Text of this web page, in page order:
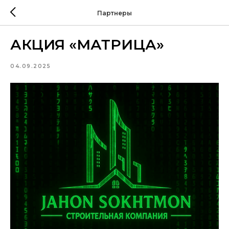
Партнеры
АКЦИЯ «МАТРИЦА»
04.09.2025